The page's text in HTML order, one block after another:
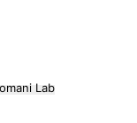
Lab